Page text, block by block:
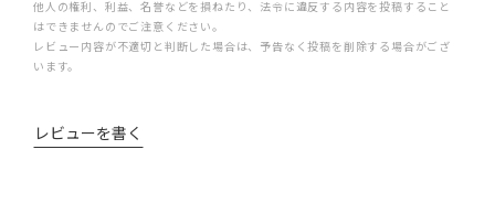
他人の権利、利益、名誉などを損ねたり、法令に違反する内容を投稿すること
はできませんのでご注意ください。
レビュー内容が不適切と判断した場合は、予告なく投稿を削除する場合がござ
います。
レビューを書く